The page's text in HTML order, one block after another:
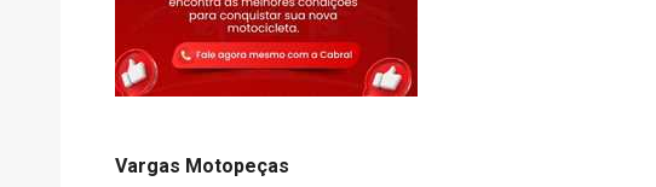
Vargas Motopeças